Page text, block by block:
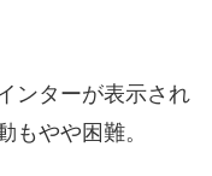
ンターが表示され
もやや困難。